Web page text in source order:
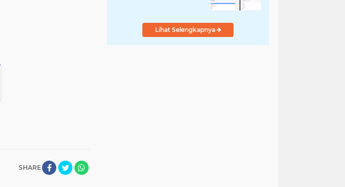
SHARE
Lihat Selengkapnya